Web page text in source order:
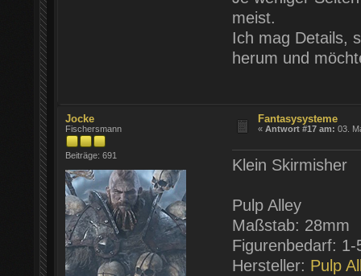
meist.
Ich mag Details,
herum und
Jocke
Fischersmann
Beiträge: 691
Fantasysysteme
«Antwort #17 am: 03.
Klein Skirmisher
Pulp Alley
Maßstab: 28mm
Figurenbedarf:
Hersteller: Pulp